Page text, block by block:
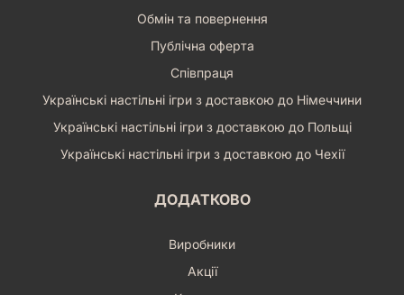
Обмін та повернення
Публічна оферта
Співпраця
Українські настільні ігри з доставкою до Німеччини
Українські настільні ігри з доставкою до Польщі
Українські настільні ігри з доставкою до Чехії
ДОДАТКОВО
Виробники
Акції